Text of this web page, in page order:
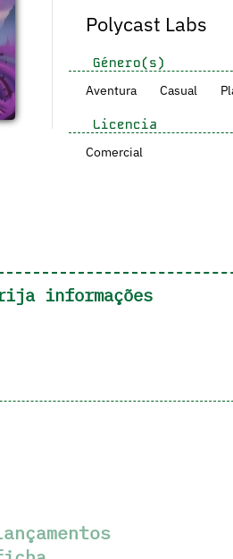
Polycast Labs
Género(s)
Aventura
Casual
Licencia
Comercial
informações